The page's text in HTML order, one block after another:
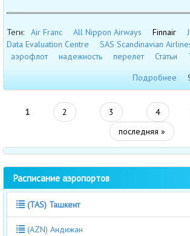
Теги: Air Franc All Nippon Airways Finnair
Data Evaluation Centre
SAS Scandinavian
аэрофлот
надежность перелет Статьи
Подробнее
1 2 3 4
последняя »
Расписание аэропортов
(TAS) Ташкент
(AZN) Андижан